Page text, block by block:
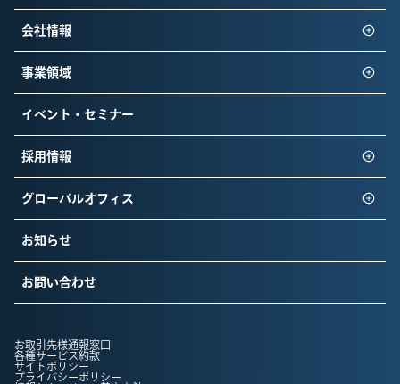
会社情報
事業領域
イベント・セミナー
採用情報
グローバルオフィス
お知らせ
お問い合わせ
お取引先様通報窓口
各種サービス約款
サイトポリシー
プライバシーポリシー